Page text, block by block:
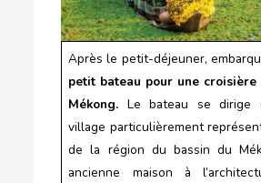
Après le petit-déjeuner,
petit bateau pour une
Mékong. Le bateau se dirige
village particulièrement
de la région du bassin du
ancienne maison à